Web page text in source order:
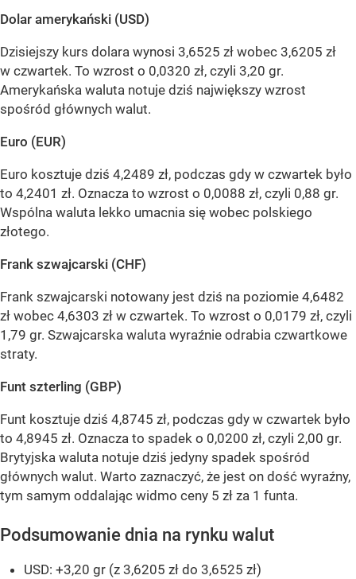
Dolar amerykański (USD)
Dzisiejszy kurs dolara wynosi 3,6525 zł wobec 3,6205 zł
w czwartek. To wzrost o 0,0320 zł, czyli 3,20 gr.
Amerykańska waluta notuje dziś największy wzrost
spośród głównych walut.
Euro (EUR)
Euro kosztuje dziś 4,2489 zł, podczas gdy w czwartek było
to 4,2401 zł. Oznacza to wzrost o 0,0088 zł, czyli 0,88 gr.
Wspólna waluta lekko umacnia się wobec polskiego
złotego.
Frank szwajcarski (CHF)
Frank szwajcarski notowany jest dziś na poziomie 4,6482
zł wobec 4,6303 zł w czwartek. To wzrost o 0,0179 zł, czyli
1,79 gr. Szwajcarska waluta wyraźnie odrabia czwartkowe
straty.
Funt szterling (GBP)
Funt kosztuje dziś 4,8745 zł, podczas gdy w czwartek było
to 4,8945 zł. Oznacza to spadek o 0,0200 zł, czyli 2,00 gr.
Brytyjska waluta notuje dziś jedyny spadek spośród
głównych walut. Warto zaznaczyć, że jest on dość wyraźny,
tym samym oddalając widmo ceny 5 zł za 1 funta.
Podsumowanie dnia na rynku walut
USD: +3,20 gr (z 3,6205 zł do 3,6525 zł)